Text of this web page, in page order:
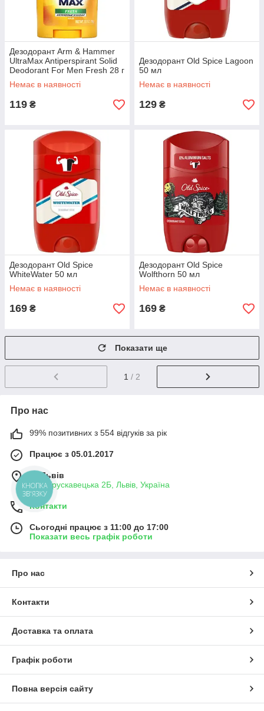
Дезодорант Arm & Hammer
UltraMax Antiperspirant Solid
Deodorant For Men Fresh 28 г
Немає в наявності
119 ₴
Дезодорант Old Spice Lagoon
50 мл
Немає в наявності
129 ₴
Дезодорант Old Spice
WhiteWater 50 мл
Немає в наявності
169 ₴
Дезодорант Old Spice
Wolfthorn 50 мл
Немає в наявності
169 ₴
Показати ще
1 / 2
Про нас
99% позитивних з 554 відгуків за рік
Працює з 05.01.2017
м. Львів
вул. Трускавецька 2Б, Львів, Україна
Контакти
Сьогодні працює з 11:00 до 17:00
Показати весь графік роботи
Про нас
Контакти
Доставка та оплата
Графік роботи
Повна версія сайту
КНОПКА
ЗВ'ЯЗКУ